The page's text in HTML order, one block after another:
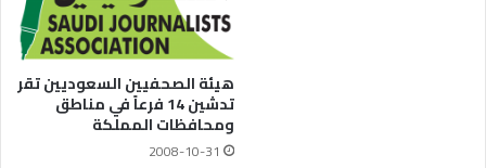
هيئة الصحفيين السعوديين تقر
تدشين 14 فرعاً في مناطق
ومحافظات المملكة
2008-10-31